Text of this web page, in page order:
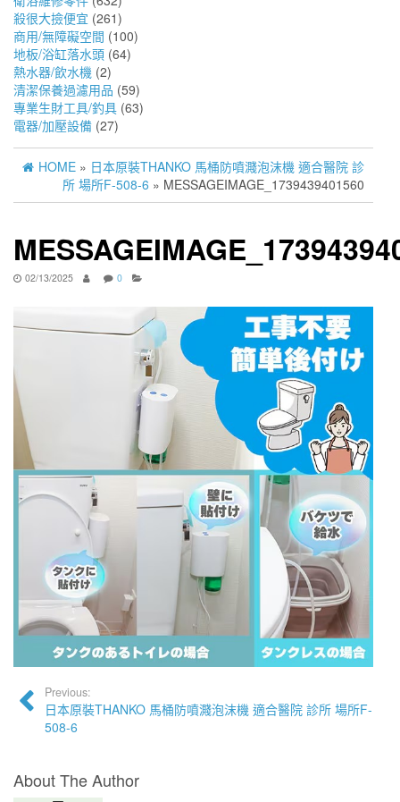
殺很大撿便宜 (261)
商用/無障礙空間 (100)
地板/浴缸落水頭 (64)
熱水器/飲水機 (2)
清潔保養過濾用品 (59)
專業生財工具/釣具 (63)
電器/加壓設備 (27)
HOME » 日本原裝THANKO 馬桶防噴濺泡沫機 適合醫院 診
所 場所F-508-6 » MESSAGEIMAGE_1739439401560
02/13/2025 0
Previous:
日本原裝THANKO 馬桶防噴濺泡沫機 適合醫院 診所 場所F-
508-6
About The Author